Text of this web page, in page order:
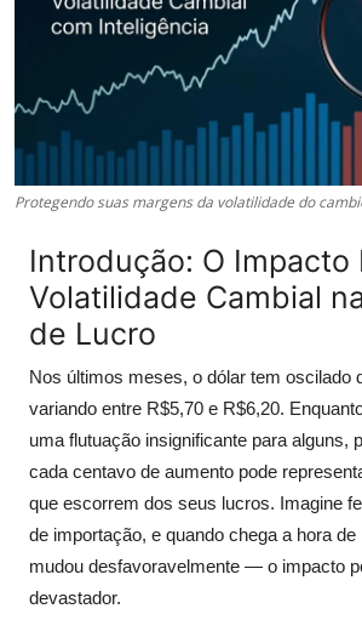
Radar Econômico
GX explica
Investimentos
Seguro de Vida
Motores do Brasil
Protegendo suas margens da volatilidade do
Introdução: O Impacto
Volatilidade Cambial
de Lucro
Nos últimos meses, o dólar tem oscilado
variando entre R$5,70 e R$6,20.
uma flutuação insignificante para alguns,
cada centavo de aumento pode
que escorrem dos seus lucros. Imagine
de importação, e quando chega a hora de
mudou desfavoravelmente — o impacto
devastador.